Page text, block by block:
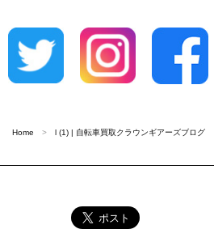
Home l (1) | 自転車買取クラウンギアーズブログ